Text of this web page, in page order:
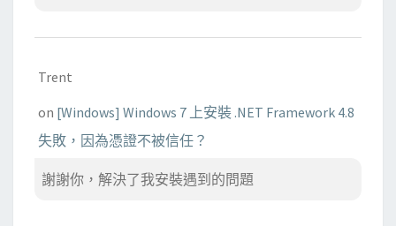
Trent
on [Windows] Windows 7 上安裝 .NET Framework 4.8
失敗，因為憑證不被信任？
謝謝你，解決了我安裝遇到的問題